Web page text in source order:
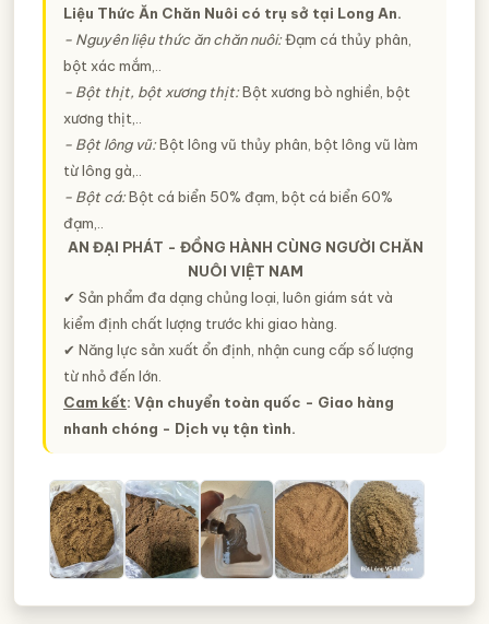
Liệu Thức Ăn Chăn Nuôi có trụ sở tại Long An.
− Nguyên liệu thức ăn chăn nuôi:Đạm cá thủy phân,
bột xác mắm,..
− Bột thịt, bột xương thịt:Bột xương bò nghiền, bột
xương thịt,..
− Bột lông vũ:Bột lông vũ thủy phân, bột lông vũ làm
từ lông gà,..
− Bột cá:Bột cá biển 50% đạm, bột cá biển 60%
đạm,..
AN ĐẠI PHÁT - ĐỒNG HÀNH CÙNG NGƯỜI CHĂN
NUÔI VIỆT NAM
✔ Sản phẩm đa dạng chủng loại, luôn giám sát và
kiểm định chất lượng trước khi giao hàng.
✔ Năng lực sản xuất ổn định, nhận cung cấp số lượng
từ nhỏ đến lớn.
Cam kết: Vận chuyển toàn quốc - Giao hàng
nhanh chóng - Dịch vụ tận tình.